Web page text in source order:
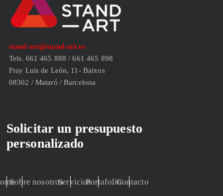
stand-art@stand-art.es
Tels. 661 465 888 / 661 465 898
Fray Luis de León, 11- Baixos
08302 / Mataró / Barcelona
Solicitar un presupuesto
personalizado
Sobre nosotrosServiciosPortafolioContacto